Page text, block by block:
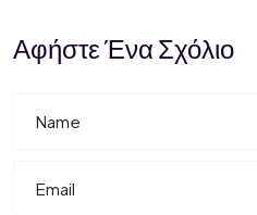
Αφήστε Ένα Σχόλιο